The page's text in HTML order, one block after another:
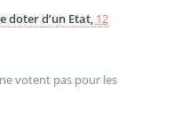
doter d’un Etat, 12
votent pas pour les